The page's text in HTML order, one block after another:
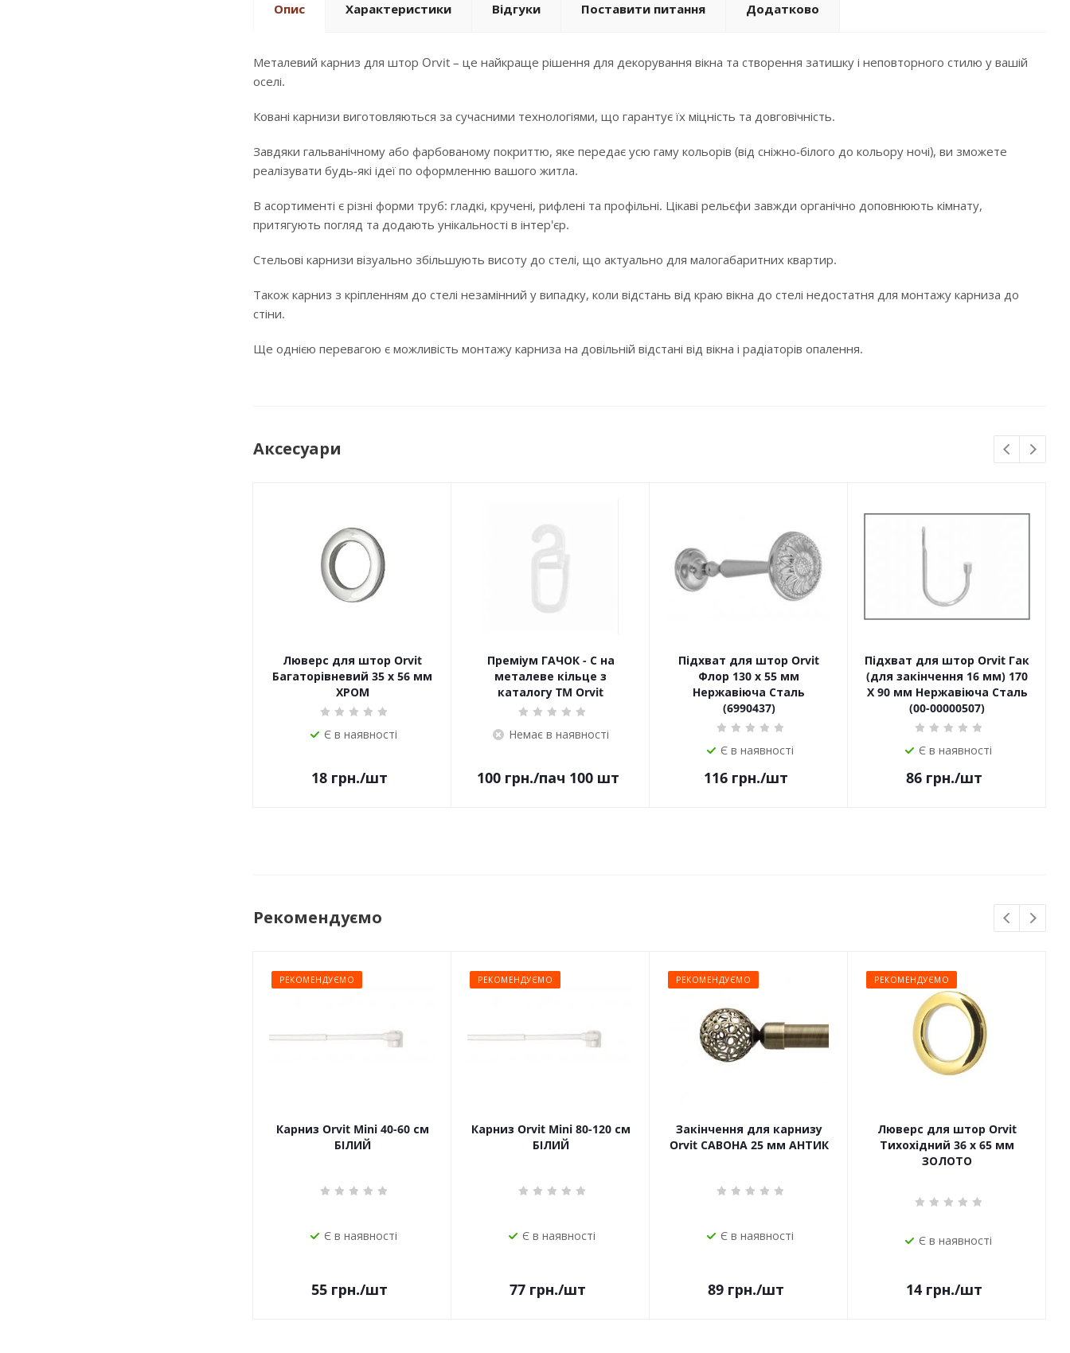
Опис Характеристики Відгуки Поставити питання Додатково
Металевий карниз для штор Orvit – це найкраще рішення для декорування вікна та створення затишку і неповторного стилю у вашій
оселі.
Ковані карнизи виготовляються за сучасними технологіями, що гарантує їх міцність та довговічність.
Завдяки гальванічному або фарбованому покриттю, яке передає усю гаму кольорів (від сніжно-білого до кольору ночі), ви зможете
реалізувати будь-які ідеї по оформленню вашого житла.
В асортименті є різні форми труб: гладкі, кручені, рифлені та профільні. Цікаві рельєфи завжди органічно доповнюють кімнату,
притягують погляд та додають унікальності в інтер'єр.
Стельові карнизи візуально збільшують висоту до стелі, що актуально для малогабаритних квартир.
Також карниз з кріпленням до стелі незамінний у випадку, коли відстань від краю вікна до стелі недостатня для монтажу карниза до
стіни.
Ще однією перевагою є можливість монтажу карниза на довільній відстані від вікна і радіаторів опалення.
Аксесуари
Люверс для штор Orvit
Багаторівневий 35 х 56 мм
ХРОМ
Є в наявності
18 грн./шт
Преміум ГАЧОК - С на
металеве кільце з
каталогу TM Orvit
Немає в наявності
100грн./пач 100 шт
Підхват для штор Orvit
Флор 130 х 55 мм
Нержавіюча Сталь
(6990437)
Є в наявності
116 грн./шт
Підхват для штор Orvit Гак
(для закінчення 16 мм) 170
Х 90 мм Нержавіюча Сталь
(00-00000507)
Є в наявності
86 грн./шт
Рекомендуємо
РЕКОМЕНДУЄМО
Карниз Orvit Mini 40-60 см
БІЛИЙ
Є в наявності
55 грн./шт
РЕКОМЕНДУЄМО
Карниз Orvit Mini 80-120 см
БІЛИЙ
Є в наявності
77 грн./шт
РЕКОМЕНДУЄМО
Закінчення для карнизу
Orvit САВОНА 25 мм АНТИК
Є в наявності
89 грн./шт
РЕКОМЕНДУЄМО
Люверс для штор Orvit
Тихохідний 36 х 65 мм
ЗОЛОТО
Є в наявності
14 грн./шт